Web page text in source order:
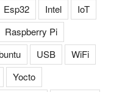
Esp32 Intel
IoT
Raspberry Pi
USB
WiFi
Yocto